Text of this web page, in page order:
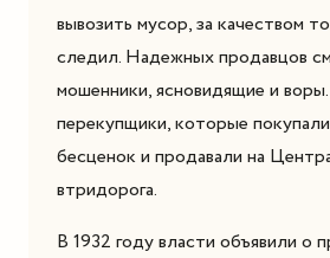
вывозить мусор, за качеством
следил. Надежных продавцов
мошенники, ясновидящие и
перекупщики, которые
бесценок и продавали на
втридорога.
В 1932 году власти объявили о